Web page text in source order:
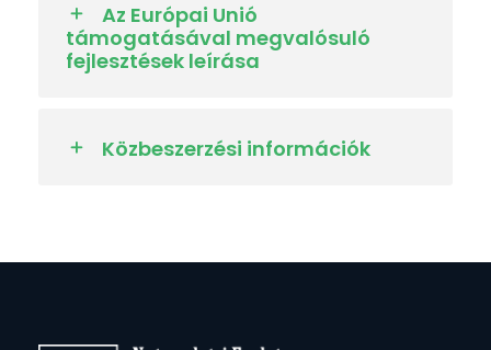
Az Európai Unió
támogatásával megvalósuló
fejlesztések leírása
Közbeszerzési információk